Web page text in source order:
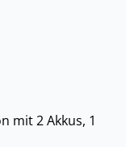
mit 2 Akkus, 1